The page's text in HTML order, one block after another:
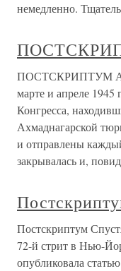
немедленно.
ПОСТСКРИПТУМ
марте и апреле 1945
Конгресса,
Ахмаднагарской
и отправлены
закрывалась и,
Постскриптум
72-й стрит в Нью-
опубликовала